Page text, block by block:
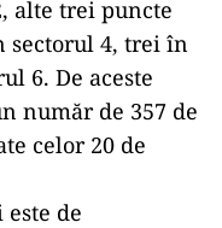
alte trei puncte
sectorul 4, trei în
6. De aceste
număr de 357 de
celor 20 de
de